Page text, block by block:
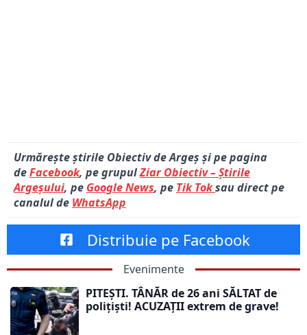
Urmărește știrile Obiectiv de Argeș și pe pagina
deFacebook, pe grupulZiar Obiectiv – Știrile
Argeșului, pe Google News, pe Tik Toksau direct pe
canalul de WhatsApp
Distribuie pe Facebook
Evenimente
PITEȘTI. TÂNĂR de 26 ani SĂLTAT de
polițiști! ACUZAȚII extrem de grave!